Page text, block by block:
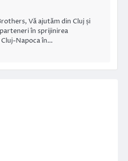
Vă ajutăm din Cluj și
parteneri în sprijinirea
Napoca în…